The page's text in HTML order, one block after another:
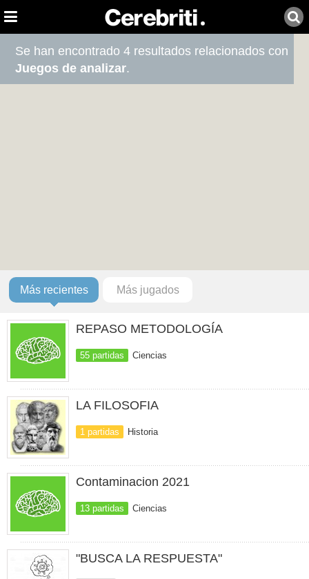
Se han encontrado 4 resultados relacionados con
Juegos de analizar.
Más recientes Más jugados
REPASO METODOLOGÍA
55 partidas Ciencias
LA FILOSOFIA
1 partidas Historia
Contaminacion 2021
13 partidas Ciencias
"BUSCA LA RESPUESTA"